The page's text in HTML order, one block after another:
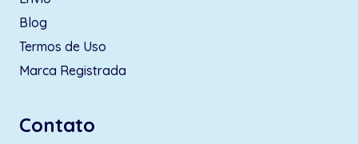
Blog
Termos de Uso
Marca Registrada
Contato